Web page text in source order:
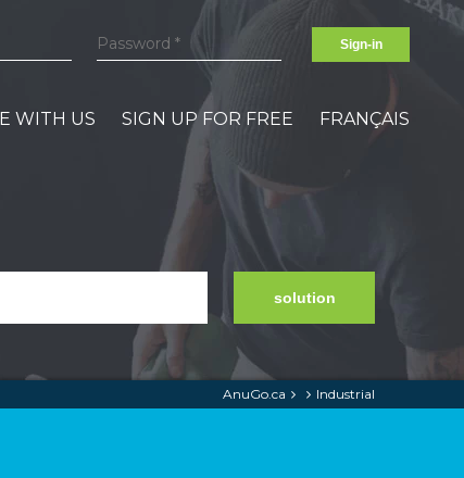
Sign-in
WITH US SIGN UP FOR FREE FRANÇAIS
solution
AnuGo.ca Industrial